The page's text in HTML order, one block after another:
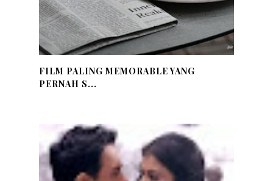
FILM PALING MEMORABLE YANG
PERNAH S...